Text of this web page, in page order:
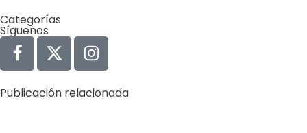
Categorías
Síguenos
Publicación relacionada